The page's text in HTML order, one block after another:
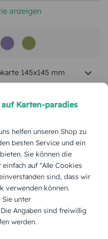
anzeigen
145x145 mm
zzgl. Versand
Karten-paradies
helfen unseren Shop zu
besten Service und ein
Sie können die
auf "Alle Cookies
sind, dass wir
verwenden können.
unter
Die Angaben sind freiwillig
werden.